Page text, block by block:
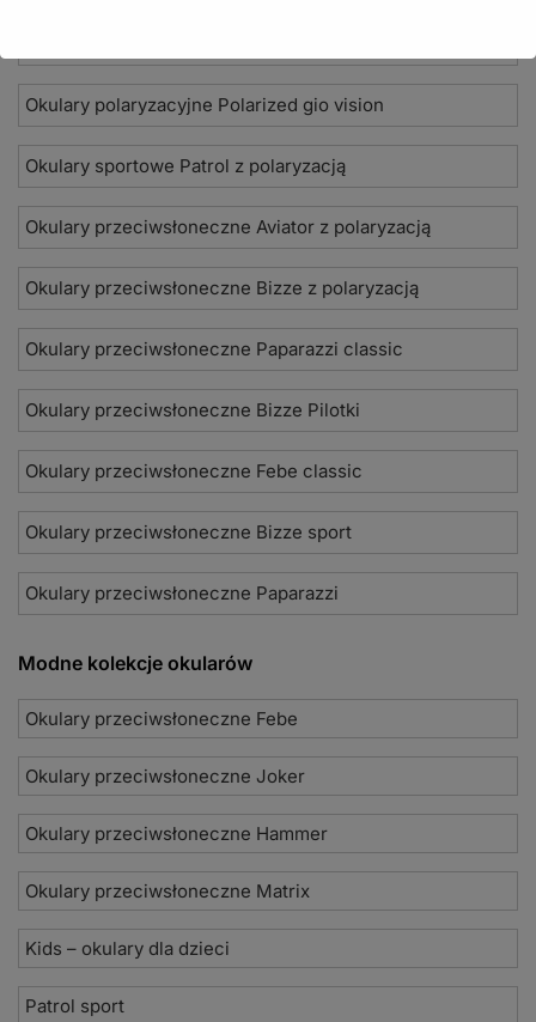
Okulary polaryzacyjne Polarized gio vision
Okulary sportowe Patrol z polaryzacją
Okulary przeciwsłoneczne Aviator z polaryzacją
Okulary przeciwsłoneczne Bizze z polaryzacją
Okulary przeciwsłoneczne Paparazzi classic
Okulary przeciwsłoneczne Bizze Pilotki
Okulary przeciwsłoneczne Febe classic
Okulary przeciwsłoneczne Bizze sport
Okulary przeciwsłoneczne Paparazzi
Modne kolekcje okularów
Okulary przeciwsłoneczne Febe
Okulary przeciwsłoneczne Joker
Okulary przeciwsłoneczne Hammer
Okulary przeciwsłoneczne Matrix
Kids – okulary dla dzieci
Patrol sport